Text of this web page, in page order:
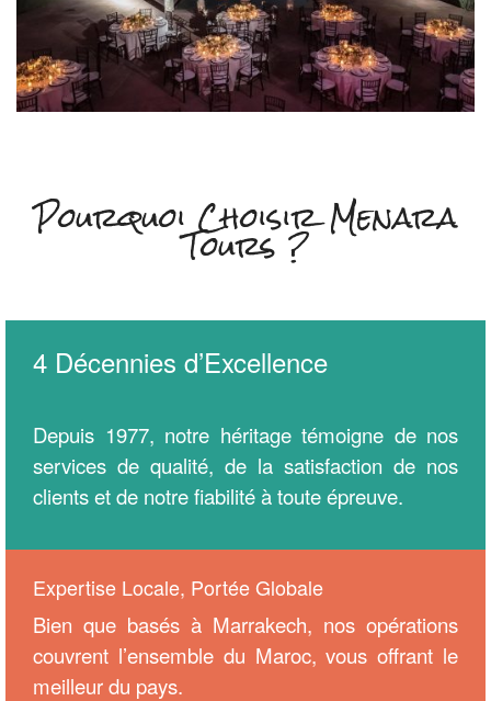
Pourquoi Choisir Menara
Tours ?
4 Décennies d’Excellence
Depuis 1977, notre héritage témoigne de nos
services de qualité, de la satisfaction de nos
clients et de notre fiabilité à toute épreuve.
Expertise Locale, Portée Globale
Bien que basés à Marrakech, nos opérations
couvrent l’ensemble du Maroc, vous offrant le
meilleur du pays.